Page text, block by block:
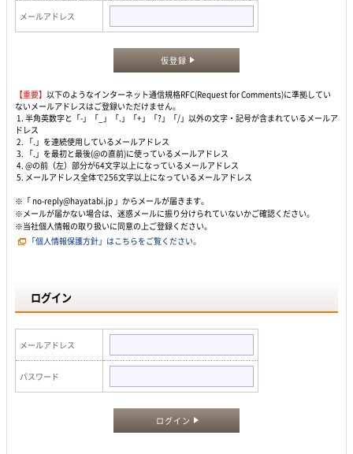
メールアドレス
仮登録
【重要】 以下のようなインターネット通信規格RFC(Request for Comments)に準拠してい
ないメールアドレスはご登録いただけません。
1. 半角英数字と「-」「_」「.」「+」「?」「/」以外の文字・記号が含まれているメールア
ドレス
2. 「.」を連続使用しているメールアドレス
3. 「.」を最初と最後(@の直前)に使っているメールアドレス
4. @の前（左）部分が64文字以上になっているメールアドレス
5. メールアドレス全体で256文字以上になっているメールアドレス
※「 no-reply@hayatabi.jp 」からメールが届きます。
※メールが届かない場合は、迷惑メールに振り分けられていないかご確認ください。
※当社個人情報の取り扱いに同意の上ご登録ください。
「個人情報保護方針」はこちらをご覧ください。
ログイン
メールアドレス
パスワード
ログイン